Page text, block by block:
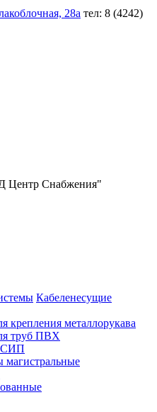
28а тел: 8 (4242)
Центр Снабжения"
Кабеленесущие
крепления металлорукава
труб ПВХ
СИП
магистральные